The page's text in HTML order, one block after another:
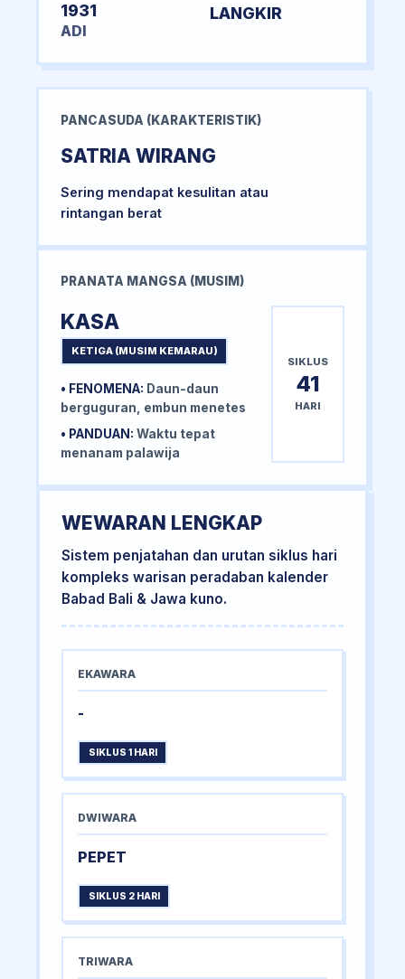
1931
ADI
LANGKIR
PANCASUDA (KARAKTERISTIK)
SATRIA WIRANG
Sering mendapat kesulitan atau
rintangan berat
PRANATA MANGSA (MUSIM)
KASA
KETIGA (MUSIM KEMARAU)
• FENOMENA: Daun-daun
berguguran, embun menetes
• PANDUAN: Waktu tepat
menanam palawija
SIKLUS
41
HARI
WEWARAN LENGKAP
Sistem penjatahan dan urutan siklus hari
kompleks warisan peradaban kalender
Babad Bali & Jawa kuno.
EKAWARA
-
SIKLUS 1 HARI
DWIWARA
PEPET
SIKLUS 2 HARI
TRIWARA